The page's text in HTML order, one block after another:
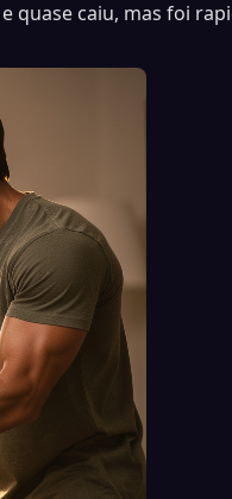
quase caiu, mas foi